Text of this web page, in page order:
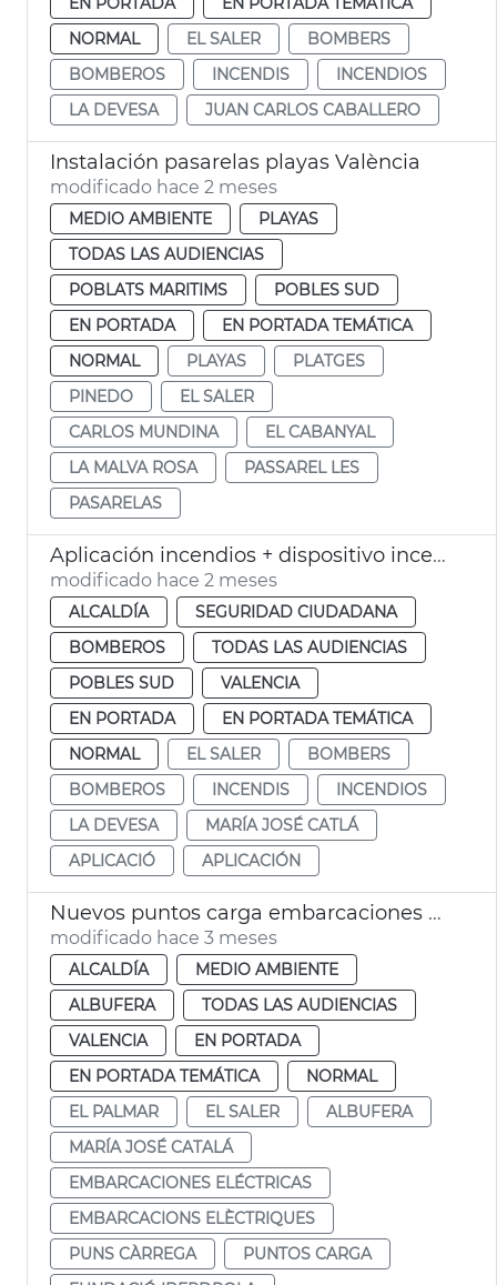
NORMAL
EL SALER
BOMBERS
BOMBEROS
INCENDIS
INCENDIOS
LA DEVESA
JUAN CARLOS CABALLERO
Instalación pasarelas playas València
modificado hace 2 meses
MEDIO AMBIENTE
PLAYAS
TODAS LAS AUDIENCIAS
POBLATS MARITIMS
POBLES SUD
EN PORTADA
EN PORTADA TEMÁTICA
NORMAL
PLAYAS
PLATGES
PINEDO
EL SALER
CARLOS MUNDINA
EL CABANYAL
LA MALVA ROSA
PASSAREL LES
PASARELAS
Aplicación incendios + dispositivo incendios 2026 València
modificado hace 2 meses
ALCALDÍA
SEGURIDAD CIUDADANA
BOMBEROS
TODAS LAS AUDIENCIAS
POBLES SUD
VALENCIA
EN PORTADA
EN PORTADA TEMÁTICA
NORMAL
EL SALER
BOMBERS
BOMBEROS
INCENDIS
INCENDIOS
LA DEVESA
MARÍA JOSÉ CATLÁ
APLICACIÓ
APLICACIÓN
Nuevos puntos carga embarcaciones eléctricas Albufera València
modificado hace 3 meses
ALCALDÍA
MEDIO AMBIENTE
ALBUFERA
TODAS LAS AUDIENCIAS
VALENCIA
EN PORTADA
EN PORTADA TEMÁTICA
NORMAL
EL PALMAR
EL SALER
ALBUFERA
MARÍA JOSÉ CATALÁ
EMBARCACIONES ELÉCTRICAS
EMBARCACIONS ELÈCTRIQUES
PUNS CÀRREGA
PUNTOS CARGA